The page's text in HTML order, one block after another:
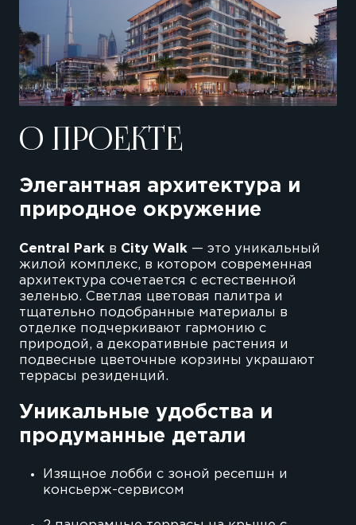
О ПРОЕКТЕ
Элегантная архитектура и
природное окружение
Central Parkв City Walk— это уникальный
жилой комплекс, в котором современная
архитектура сочетается с естественной
зеленью. Светлая цветовая палитра и
тщательно подобранные материалы в
отделке подчеркивают гармонию с
природой, а декоративные растения и
подвесные цветочные корзины украшают
террасы резиденций.
Уникальные удобства и
продуманные детали
Изящное лобби с зоной ресепшн и
консьерж-сервисом